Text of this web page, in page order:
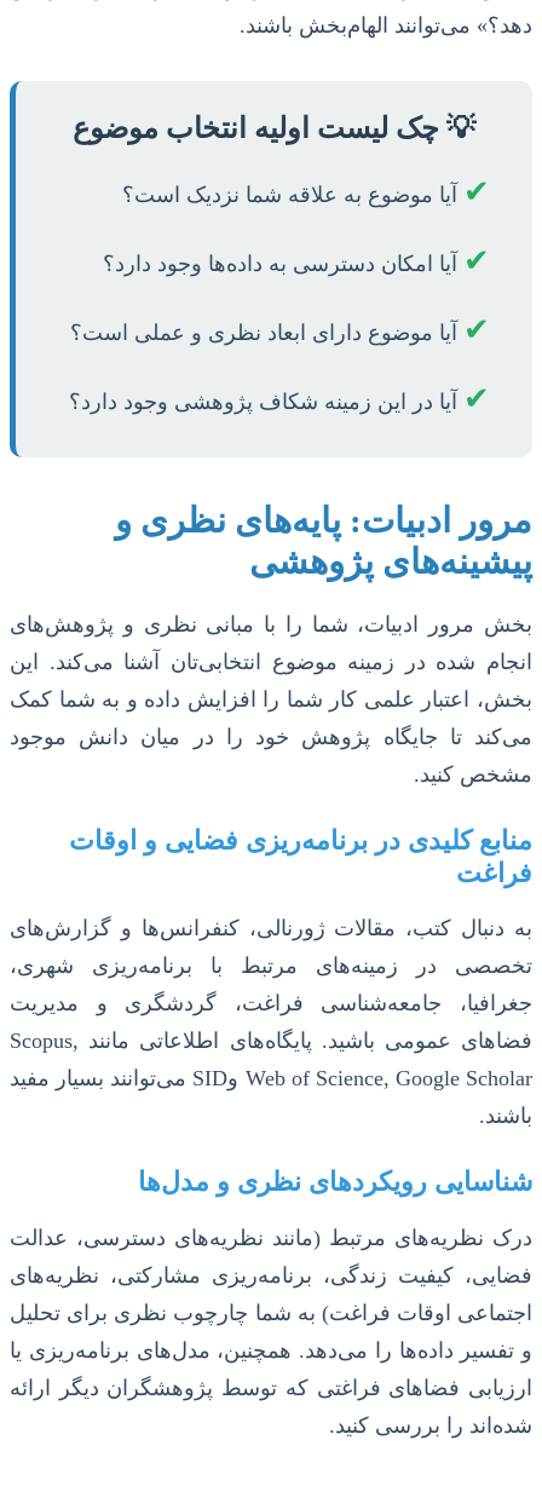
دهد؟» می‌توانند الهام‌بخش باشند.
💡 چک لیست اولیه انتخاب موضوع
✔ آیا موضوع به علاقه شما نزدیک است؟
✔ آیا امکان دسترسی به داده‌ها وجود دارد؟
✔ آیا موضوع دارای ابعاد نظری و عملی است؟
✔ آیا در این زمینه شکاف پژوهشی وجود دارد؟
مرور ادبیات: پایه‌های نظری و
پیشینه‌های پژوهشی
بخش مرور ادبیات، شما را با مبانی نظری و پژوهش‌های
انجام شده در زمینه موضوع انتخابی‌تان آشنا می‌کند. این
بخش، اعتبار علمی کار شما را افزایش داده و به شما کمک
می‌کند تا جایگاه پژوهش خود را در میان دانش موجود
مشخص کنید.
منابع کلیدی در برنامه‌ریزی فضایی و اوقات
فراغت
به دنبال کتب، مقالات ژورنالی، کنفرانس‌ها و گزارش‌های
تخصصی در زمینه‌های مرتبط با برنامه‌ریزی شهری،
جغرافیا، جامعه‌شناسی فراغت، گردشگری و مدیریت
فضاهای عمومی باشید. پایگاه‌های اطلاعاتی مانند Scopus,
Web of Science, Google Scholar وSID می‌توانند بسیار مفید
باشند.
شناسایی رویکردهای نظری و مدل‌ها
درک نظریه‌های مرتبط (مانند نظریه‌های دسترسی، عدالت
فضایی، کیفیت زندگی، برنامه‌ریزی مشارکتی، نظریه‌های
اجتماعی اوقات فراغت) به شما چارچوب نظری برای تحلیل
و تفسیر داده‌ها را می‌دهد. همچنین، مدل‌های برنامه‌ریزی یا
ارزیابی فضاهای فراغتی که توسط پژوهشگران دیگر ارائه
شده‌اند را بررسی کنید.